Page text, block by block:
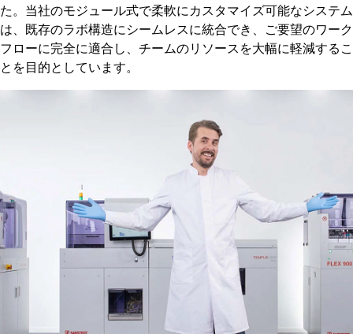
た。当社のモジュール式で柔軟にカスタマイズ可能なシステム
は、既存のラボ構造にシームレスに統合でき、ご要望のワーク
フローに完全に適合し、チームのリソースを大幅に軽減するこ
とを目的としています。